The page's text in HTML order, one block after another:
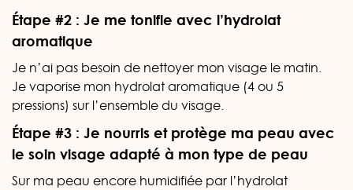
Étape #2 : Je me tonifie avec l’hydrolat
aromatique
Je n’ai pas besoin de nettoyer mon visage le matin.
Je vaporise mon hydrolat aromatique (4 ou 5
pressions) sur l’ensemble du visage.
Étape #3 : Je nourris et protège ma peau avec
le soin visage adapté à mon type de peau
Sur ma peau encore humidifiée par l’hydrolat